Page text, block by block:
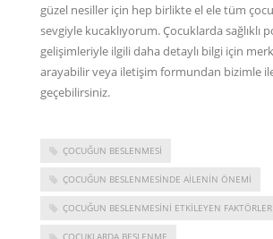
güzel nesiller için hep birlikte el ele tüm
sevgiyle kucaklıyorum. Çocuklarda sağlıklı
gelişimleriyle ilgili daha detaylı bilgi için
arayabilir veya iletişim formundan bizimle
geçebilirsiniz.
ÇOCUĞUN BESLENMESI
ÇOCUĞUN BESLENMESINDE AILENIN ÖNEMI
ÇOCUĞUN BESLENMESINI ETKILEYEN FAKTÖRLER